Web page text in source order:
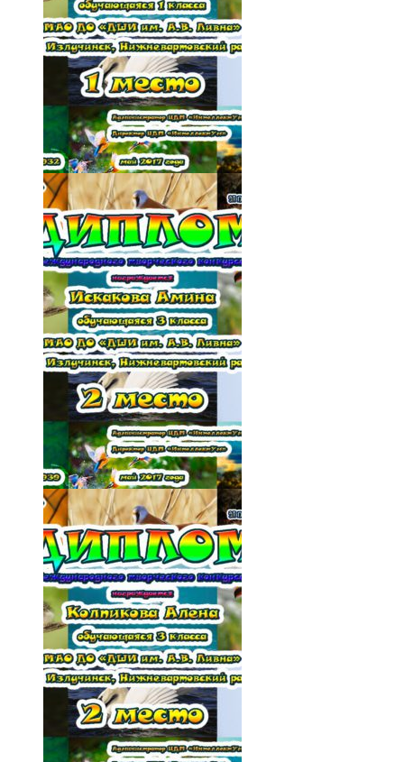
021-DZiLoOb80hQ
022-25QJMQKveME